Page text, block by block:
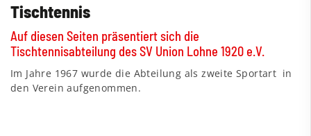
Tischtennis
Auf diesen Seiten präsentiert sich die
Tischtennisabteilung des SV Union Lohne 1920 e.V.
Im Jahre 1967 wurde die Abteilung als zweite Sportart in
den Verein aufgenommen.